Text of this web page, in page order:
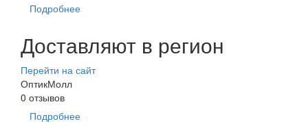
Подробнее
Доставляют в регион
Перейти на сайт
ОптикМолл
0 отзывов
Подробнее